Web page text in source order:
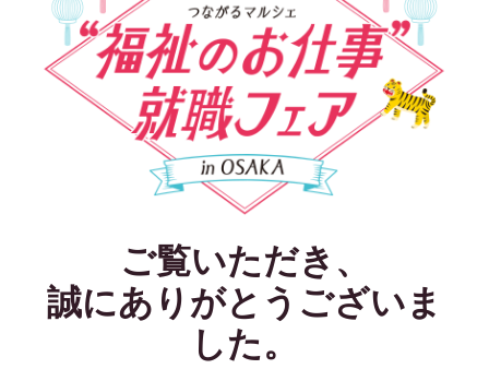
ご覧いただき、
誠にありがとうございま
した。